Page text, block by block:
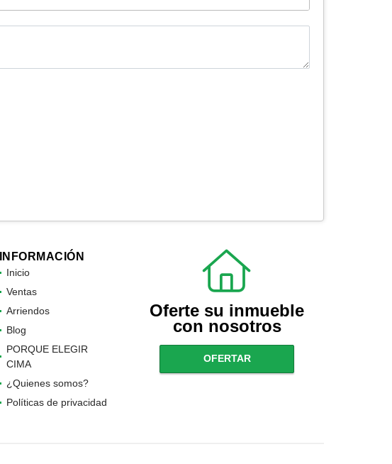
INFORMACIÓN
Inicio
Ventas
Arriendos
Blog
PORQUE ELEGIR
CIMA
¿Quienes somos?
Políticas de privacidad
Oferte su inmueble
con nosotros
OFERTAR